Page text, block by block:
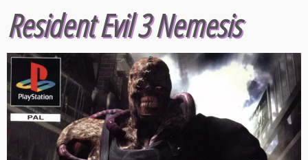
Resident Evil 3 Nemesis